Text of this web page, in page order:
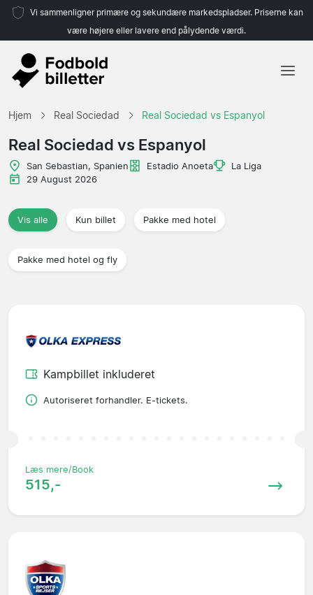
Vi sammenligner primære og sekundære markedspladser. Priserne kan
være højere eller lavere end pålydende værdi.
Ligaer
Hjem Real Sociedad Real Sociedad vs Espanyol
Real Sociedad vs Espanyol
San Sebastian, Spanien Estadio Anoeta
La Liga
29 August 2026
Vis alle Kun billet Pakke med hotel
Pakke med hotel og fly
Kampbillet inkluderet
Autoriseret forhandler. E-tickets.
Læs mere/Book
515,-